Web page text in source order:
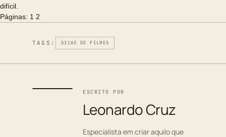
difícil.
Páginas: 1 2
TAGS: DICAS DE FILMES
ESCRITO POR
Leonardo Cruz
Especialista em criar aquilo que